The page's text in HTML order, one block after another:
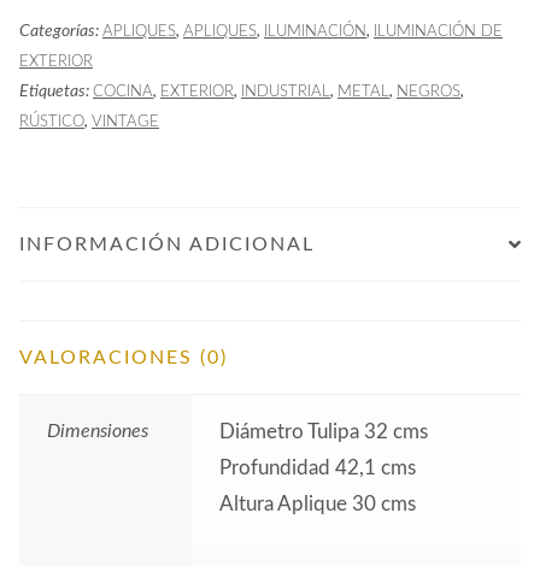
Negro
cantidad
Categorías: APLIQUES, APLIQUES, ILUMINACIÓN, ILUMINACIÓN DE
EXTERIOR
Etiquetas: COCINA, EXTERIOR, INDUSTRIAL , METAL , NEGROS,
RÚSTICO, VINTAGE
INFORMACIÓN ADICIONAL
VALORACIONES (0)
Dimensiones
Diámetro Tulipa 32 cms
Profundidad 42,1 cms
Altura Aplique 30 cms